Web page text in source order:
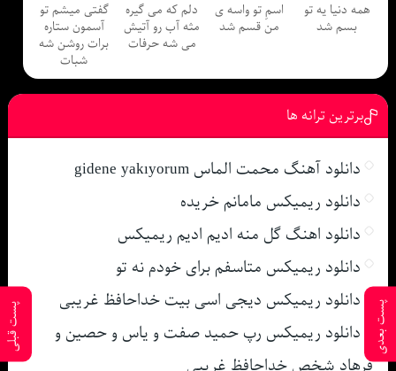
پست بعدی پست قبلی
همه دنیا یه تو
بسم شد
اسمِ تو واسه ی
من قسم شد
دلم که می گیره
مثه آب رو آتیش
می شه حرفات
گفتى ميشم تو
آسمون ستاره
برات روشن شه
شبات
برترین ترانه ها
دانلود آهنگ محمت الماس gidene yakıyorum
دانلود ریمیکس مامانم خریده
دانلود اهنگ گل منه ادیم ادیم ریمیکس
دانلود ریمیکس متاسفم برای خودم نه تو
دانلود ریمیکس دیجی اسی بیت خداحافظ غریبی
دانلود ریمیکس رپ حمید صفت و یاس و حصین و